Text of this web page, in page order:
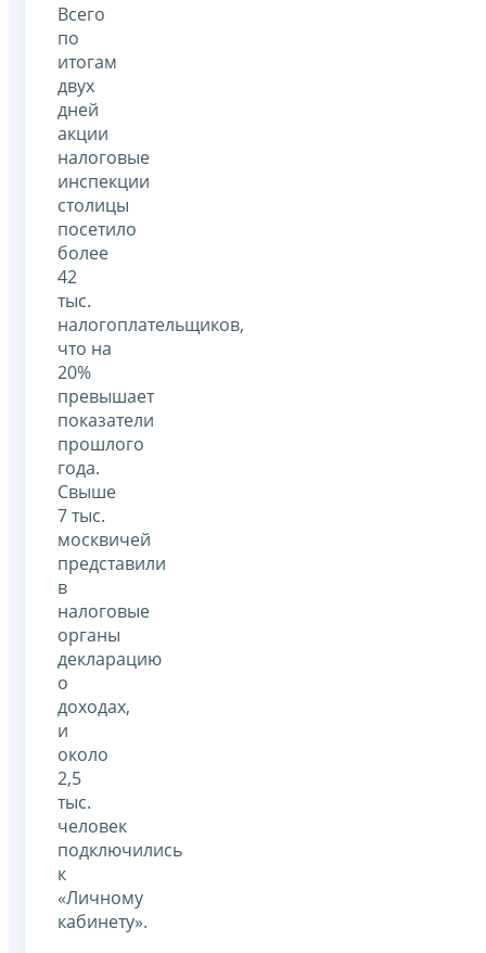
Всего
по
итогам
двух
дней
акции
налоговые
инспекции
столицы
посетило
более
42
тыс.
налогоплательщиков,
что на
20%
превышает
показатели
прошлого
года.
Свыше
7 тыс.
москвичей
представили
в
налоговые
органы
декларацию
о
доходах,
и
около
2,5
тыс.
человек
подключились
к
«Личному
кабинету».